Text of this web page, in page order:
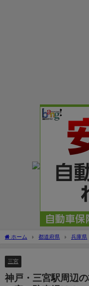
ホーム 都道府県 兵庫県
三宮
神戸・三宮駅周辺